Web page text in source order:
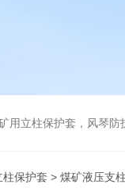
用立柱保护套，风琴
柱保护套 > 煤矿液压支